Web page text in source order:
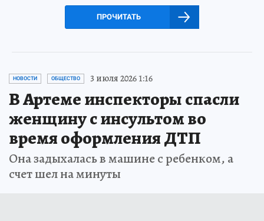
ПРОЧИТАТЬ
НОВОСТИ ОБЩЕСТВО 3 июля 2026 1:16
В Артеме инспекторы спасли
женщину с инсультом во
время оформления ДТП
Она задыхалась в машине с ребенком, а
счет шел на минуты